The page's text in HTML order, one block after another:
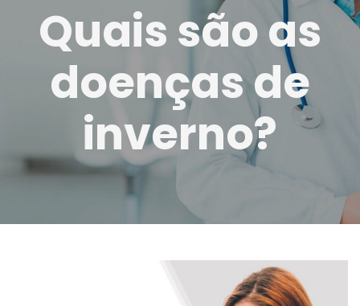
Quais são as
doenças de
inverno?